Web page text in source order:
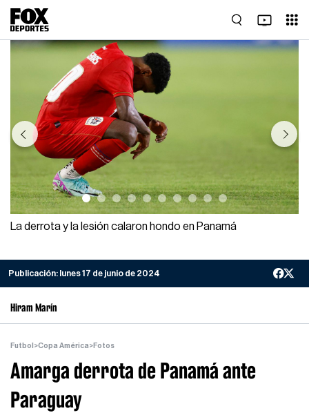
Previous Next
La derrota y la lesión calaron hondo en Panamá
Publicación: lunes 17 de junio de 2024
Hiram Marín
Futbol >Copa América>Fotos
Amarga derrota de Panamá ante
Paraguay